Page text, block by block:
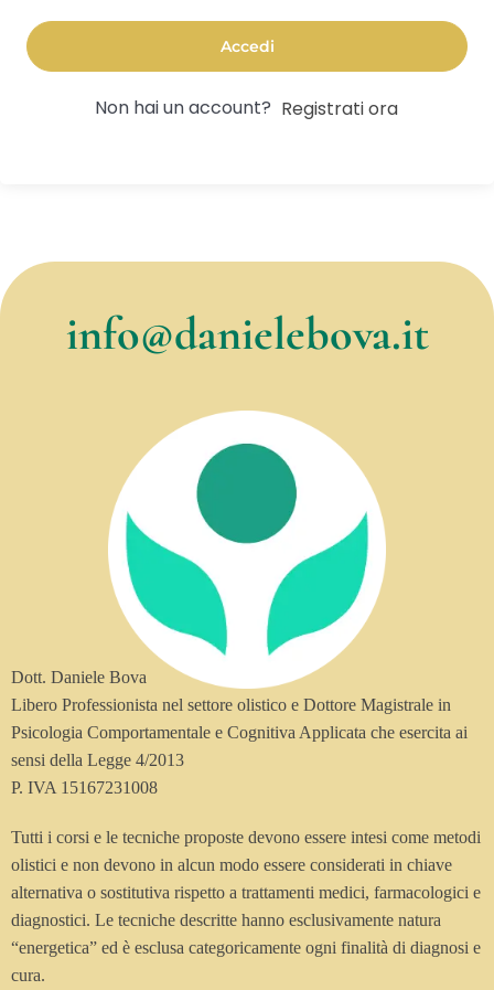
Accedi
Non hai un account? Registrati ora
info@danielebova.it
Dott. Daniele Bova
Libero Professionista nel settore olistico e Dottore Magistrale in
Psicologia Comportamentale e Cognitiva Applicata che esercita ai
sensi della Legge 4/2013
P. IVA 15167231008
Tutti i corsi e le tecniche proposte devono essere intesi come metodi
olistici e non devono in alcun modo essere considerati in chiave
alternativa o sostitutiva rispetto a trattamenti medici, farmacologici e
diagnostici. Le tecniche descritte hanno esclusivamente natura
“energetica” ed è esclusa categoricamente ogni finalità di diagnosi e
cura.